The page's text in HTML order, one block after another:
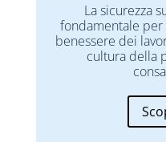
La sicurezza
fondamentale per
benessere dei
cultura della